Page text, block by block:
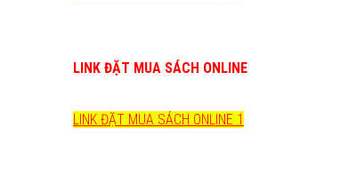
LINK ĐẶT MUA SÁCH ONLINE
LINK ĐẶT MUA SÁCH ONLINE 1